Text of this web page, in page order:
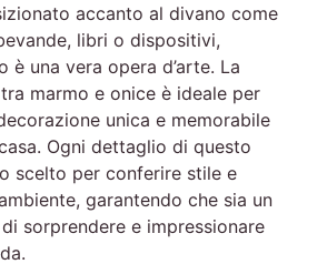
accanto al divano come
libri o dispositivi,
è una vera opera d’arte. La
marmo e onice è ideale per
unica e memorabile
Ogni dettaglio di questo
scelto per conferire stile e
garantendo che sia un
sorprendere e impressionare